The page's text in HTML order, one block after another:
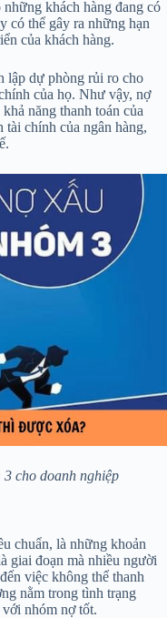
khách hàng đang có
có thể gây ra những hạn
của khách hàng.
lập dự phòng rủi ro cho
của họ. Như vậy, nợ
năng thanh toán của
tài chính của ngân hàng,
cho doanh nghiệp
chuẩn, là những khoản
giai đoạn mà nhiều người
việc không thể thanh
nằm trong tình trạng
nhóm nợ tốt.